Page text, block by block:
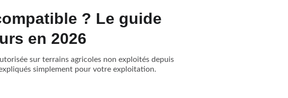
? Le guide
en 2026
sur terrains agricoles non exploités depuis
simplement pour votre exploitation.